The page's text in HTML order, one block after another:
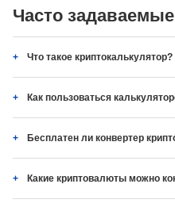
Часто
Что такое криптокалькулятор?
Как пользоваться
Бесплатен ли конвертер
Какие криптовалюты можно